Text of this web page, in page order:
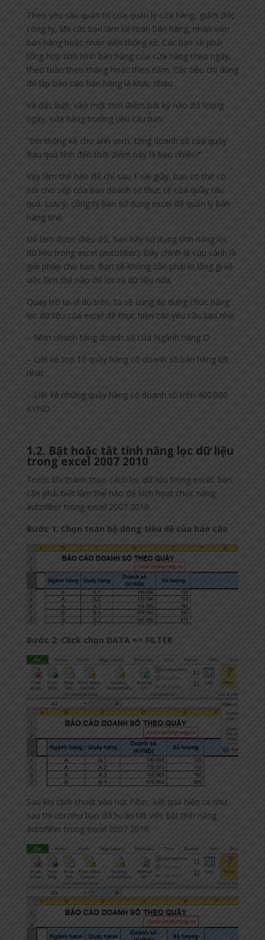
Theo yêu cầu quản trị của quản lý cửa hàng, giám đốc
công ty, khi các bạn làm kế toán bán hàng, nhân viên
bán hàng hoặc nhân viên thống kê: Các bạn sẽ phải
tổng hợp tình hình bán hàng của cửa hàng theo ngày,
theo tuần theo tháng hoặc theo năm. Các tiêu chí dùng
để lập báo cáo bán hàng là khác nhau.
Và đặc biệt, vào một thời điểm bất kỳ nào đó trong
ngày, cửa hàng trưởng yêu cầu bạn:
“Em thống kê cho anh xem, tổng doanh số của quầy
Rau quả tính đến thời điểm này là bao nhiêu?”
Vậy làm thế nào để chỉ sau 1 vài giây, bạn có thể có
nói cho sếp của bạn doanh số thực tế của quầy rau
quả. Lưu ý, công ty bạn sử dụng excel để quản lý bán
hàng nhé.
Để làm được điều đó, bạn hãy sử dụng tính năng lọc
dữ liệu trong excel (autofilter). Đây chính là cứu cánh là
giải pháp cho bạn. Bạn sẽ không cần phải lo lắng gì về
việc làm thế nào để lọc ra dữ liệu nữa.
Quay trở lại ví dụ trên, ta sẽ cùng áp dụng chức năng
lọc dữ liệu của excel để thực hiện các yêu cầu sau nhé:
– Nhìn nhanh tổng doanh số của Ngành hàng D
– Liệt kê top 10 quầy hàng có doanh số bán hàng tốt
nhất
– Liệt kê những quầy hàng có doanh số trên 400.000
KVND
1.2. Bật hoặc tắt tính năng lọc dữ liệu
trong excel 2007 2010
Trước khi thành thạo cách lọc dữ liệu trong excel, bạn
cần phải biết làm thế nào để kích hoạt chức năng
autofilter trong excel 2007 2010.
Bước 1: Chọn toàn bộ dòng tiêu đề của báo cáo
Bước 2: Click chọn DATA => FILTER
Sau khi click chuột vào nút Filter, kết quả hiện ra như
sau thì coi như bạn đã hoàn tất việc bật tính năng
autofilter trong excel 2007 2010